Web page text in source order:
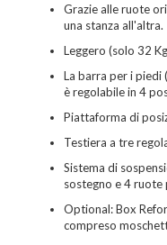
Cognome
Telefono / Cellulare
Grazie alle ruote
una stanza all'altra.
Leggero (solo 32
La barra per i piedi
è regolabile in 4
Piattaforma di
Testiera a tre
Sistema di
sostegno e 4 ruote
Optional: Box
compreso